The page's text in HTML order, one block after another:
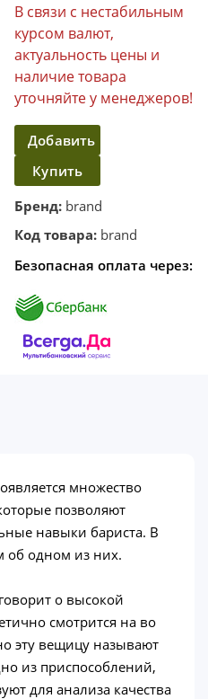
В связи с нестабильным
курсом валют,
актуальность цены и
наличие товара
уточняйте у менеджеров!
Добавить
в
корзину
Купить
в один
клик
Бренд: brand
Код товара: brand
Безопасная оплата через:
множество
позволяют
навыки бариста. В
об одном из них.
о высокой
смотрится на во
эту вещицу называют
из приспособлений,
для анализа качества